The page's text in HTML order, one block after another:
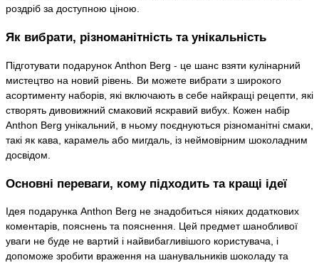
роздріб за доступною ціною.
Як вибрати, різноманітність та унікальність
Підготувати подарунок Anthon Berg - це шанс взяти кулінарний
мистецтво на новий рівень. Ви можете вибрати з широкого
асортименту наборів, які включають в себе найкращі рецепти, які
створять дивовижний смаковий яскравий вибух. Кожен набір
Anthon Berg унікальний, в ньому поєднуються різноманітні смаки,
такі як кава, карамель або мигдаль, із неймовірним шоколадним
досвідом.
Основні переваги, кому підходить та кращі ідеї
Ідея подарунка Anthon Berg не знадобиться ніяких додаткових
коментарів, пояснень та пояснення. Цей предмет шанобливої
уваги не буде не вартий і найвибагливішого користувача, і
допоможе зробити враження на шанувальників шоколаду та